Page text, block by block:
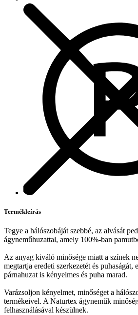
Termékleírás
Tegye a hálószobáját szebbé, az alvását
ágyneműhuzattal, amely 100%-ban
Az anyag kiváló minősége miatt a színek
megtartja eredeti szerkezetét és puhaságát,
párnahuzat is kényelmes és puha marad.
Varázsoljon kényelmet, minőséget a
termékeivel. A Naturtex ágyneműk
felhasználásával készülnek.